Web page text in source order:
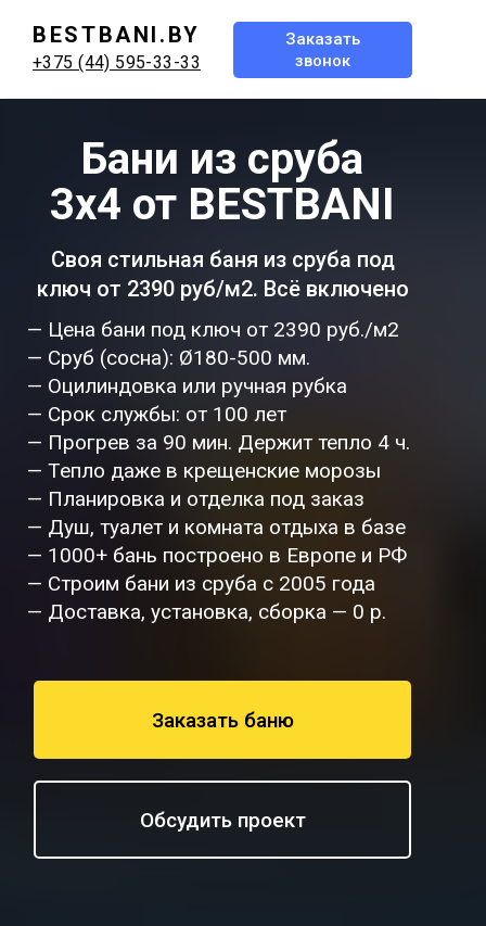
+375 (44) 595-33-33
Заказать
звонок
BESTBANI.BY
Обсудить проект
Своя стильная баня из сруба под
ключ от 2390 руб/м2. Всё включено
— Цена бани под ключ от 2390 руб./м2
— Сруб (сосна): Ø180-500 мм.
— Оцилиндовка или ручная рубка
— Срок службы: от 100 лет
— Прогрев за 90 мин. Держит тепло 4 ч.
— Тепло даже в крещенские морозы
— Планировка и отделка под заказ
— Душ, туалет и комната отдыха в базе
— 1000+ бань построено в Европе и РФ
— Строим бани из сруба с 2005 года
— Доставка, установка, сборка — 0 р.
Заказать баню
Бани из сруба
3х4 от BESTBANI